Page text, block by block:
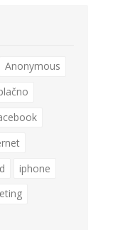
Anonymous
iphone